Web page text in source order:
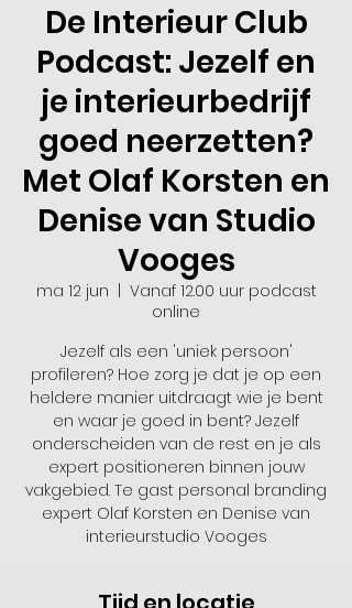
De Interieur Club
Podcast: Jezelf en
je interieurbedrijf
goed neerzetten?
Met Olaf Korsten en
Denise van Studio
Vooges
ma 12 jun
Vanaf 12.00 uur podcast
online
Jezelf als een 'uniek persoon'
profileren? Hoe zorg je dat je op een
heldere manier uitdraagt wie je bent
en waar je goed in bent? Jezelf
onderscheiden van de rest en je als
expert positioneren binnen jouw
vakgebied. Te gast personal branding
expert Olaf Korsten en Denise van
interieurstudio Vooges